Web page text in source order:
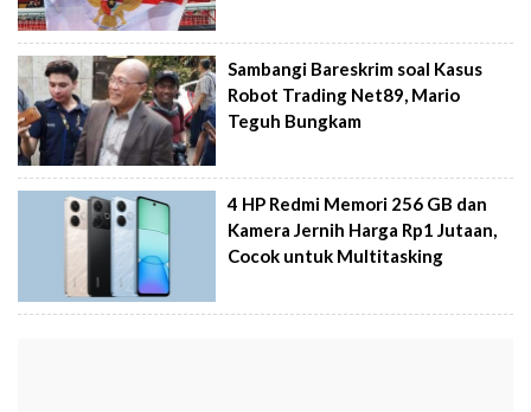
Sambangi Bareskrim soal Kasus
Robot Trading Net89, Mario
Teguh Bungkam
4 HP Redmi Memori 256 GB dan
Kamera Jernih Harga Rp1 Jutaan,
Cocok untuk Multitasking